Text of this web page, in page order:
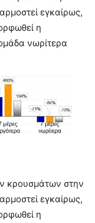
εγκαίρως,
η
νωρίτερα
κρουσμάτων στην
εγκαίρως,
η